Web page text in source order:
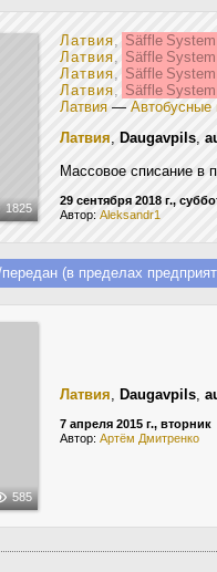
1825
Латвия, Säffle
Латвия, Säffle
Латвия, Säffle
Латвия, Säffle
Латвия — Автобусные
Латвия, Daugavpils,
Массовое списание в
29 сентября 2018 г.,
Автор: Aleksandr1
(в пределах
585
Латвия, Daugavpils,
7 апреля 2015 г., вторник
Автор: Артём Дмитренко